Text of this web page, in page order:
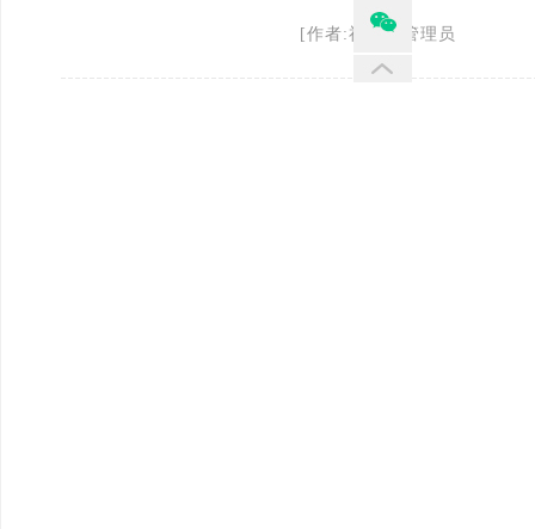
[作者:禄劝县管理员 发